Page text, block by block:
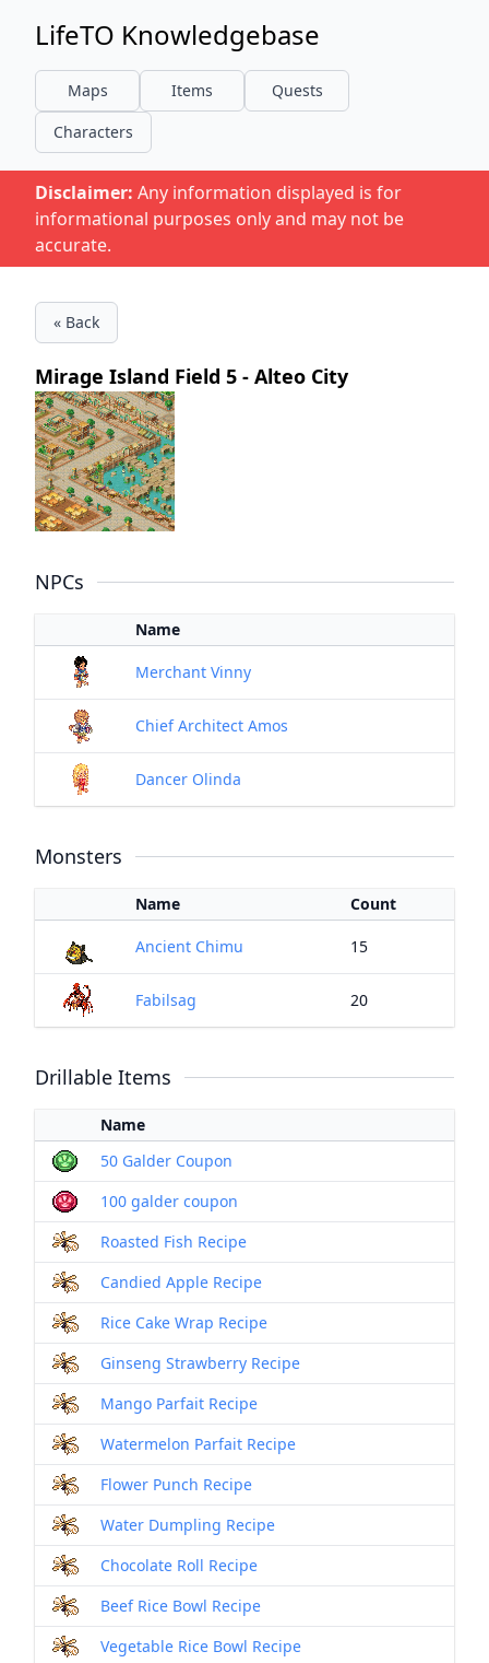
LifeTO Knowledgebase
Maps Items
Quests
Characters
Disclaimer: Any information displayed is for
informational purposes only and may not be
accurate.
« Back
Mirage Island Field 5 - Alteo City
NPCs
Name
Merchant Vinny
Chief Architect Amos
Dancer Olinda
Monsters
Name Count
Ancient Chimu 15
Fabilsag 20
Drillable Items
Name
50 Galder Coupon
100 galder coupon
Roasted Fish Recipe
Candied Apple Recipe
Rice Cake Wrap Recipe
Ginseng Strawberry Recipe
Mango Parfait Recipe
Watermelon Parfait Recipe
Flower Punch Recipe
Water Dumpling Recipe
Chocolate Roll Recipe
Beef Rice Bowl Recipe
Vegetable Rice Bowl Recipe